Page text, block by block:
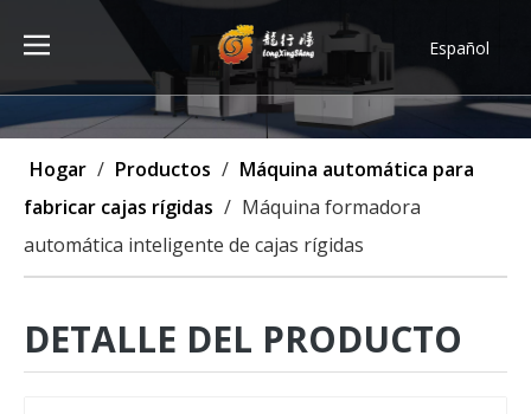
Español
Türk dili
ไทย
Français
العربية
Hogar / Productos / Máquina automática para
fabricar cajas rígidas / Máquina formadora
automática inteligente de cajas rígidas
DETALLE DEL PRODUCTO